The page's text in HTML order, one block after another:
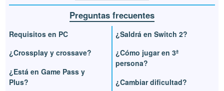
Preguntas frecuentes
Requisitos en PC
¿Crossplay y crossave?
¿Está en Game Pass y
Plus?
¿Saldrá en Switch 2?
¿Cómo jugar en 3ª
persona?
¿Cambiar dificultad?